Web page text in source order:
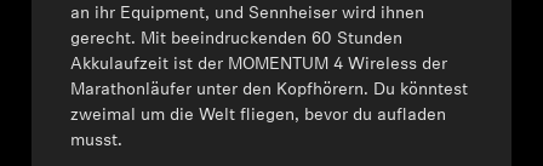
an ihr Equipment, und Sennheiser wird ihnen
gerecht. Mit beeindruckenden 60 Stunden
Akkulaufzeit ist der MOMENTUM 4 Wireless der
Marathonläufer unter den Kopfhörern. Du könntest
zweimal um die Welt fliegen, bevor du aufladen
musst.